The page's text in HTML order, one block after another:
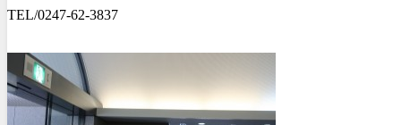
TEL/0247-62-3837